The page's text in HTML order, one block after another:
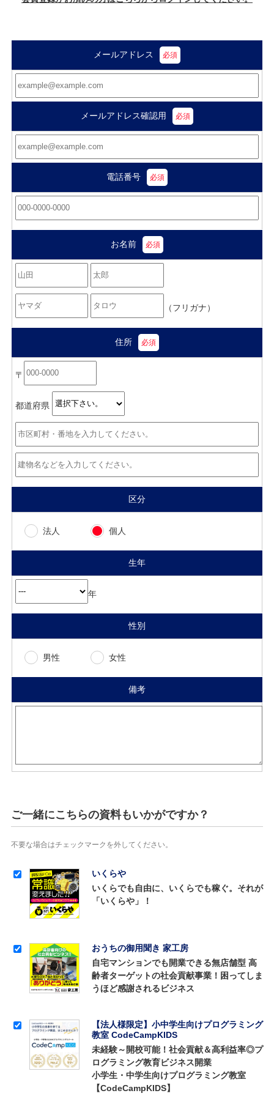
メールアドレス
メールアドレス確認用
電話番号
お名前
（フリガナ）
住所
〒
都道府県
区分
法人 個人
生年
年
性別
男性 女性
備考
ご一緒にこちらの資料もいかがですか？
不要な場合はチェックマークを外してください。
いくらや
いくらでも自由に、いくらでも稼ぐ。それが
「いくらや」！
おうちの御用聞き 家工房
自宅マンションでも開業できる無店舗型 高
齢者ターゲットの社会貢献事業！困ってしま
うほど感謝されるビジネス
【法人様限定】小中学生向けプログラミング
教室 CodeCampKIDS
未経験～開校可能！社会貢献＆高利益率◎プ
ログラミング教育ビジネス開業
小学生・中学生向けプログラミング教室
【CodeCampKIDS】